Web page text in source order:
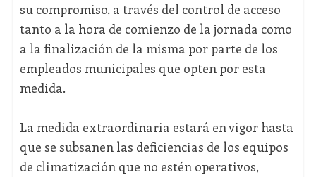
su compromiso, a través del control de acceso
tanto a la hora de comienzo de la jornada como
a la finalización de la misma por parte de los
empleados municipales que opten por esta
medida.
La medida extraordinaria estará en vigor hasta
que se subsanen las deficiencias de los equipos
de climatización que no estén operativos,